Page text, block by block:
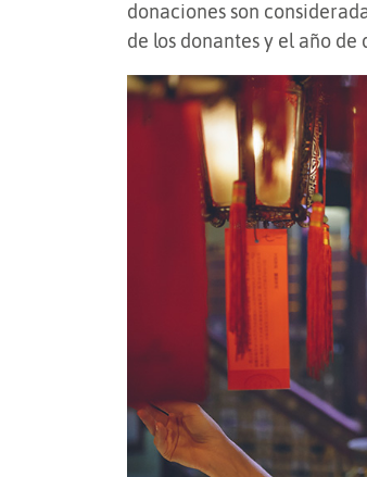
donaciones son
de los donantes y el año de